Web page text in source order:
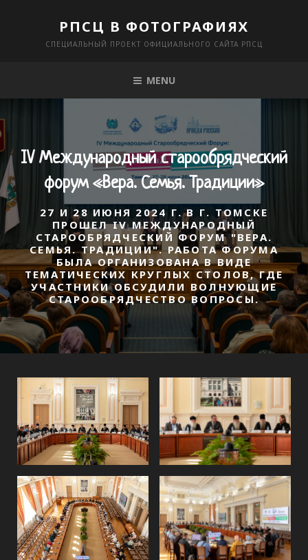
РПСЦ В ФОТОГРАФИЯХ
СПЕЦИАЛЬНЫЙ ПРОЕКТ ОФИЦИАЛЬНОГО САЙТА РПСЦ
MENU
IV Международный старообрядческий
форум «Вера. Семья. Традиции»
27 И 28 ИЮНЯ 2024 Г. В Г. ТОМСКЕ
ПРОШЕЛ IV МЕЖДУНАРОДНЫЙ
СТАРООБРЯДЧЕСКИЙ ФОРУМ "ВЕРА.
СЕМЬЯ. ТРАДИЦИИ". РАБОТА ФОРУМА
БЫЛА ОРГАНИЗОВАНА В ВИДЕ
ТЕМАТИЧЕСКИХ КРУГЛЫХ СТОЛОВ, ГДЕ
УЧАСТНИКИ ОБСУДИЛИ ВОЛНУЮЩИЕ
СТАРООБРЯДЧЕСТВО ВОПРОСЫ.